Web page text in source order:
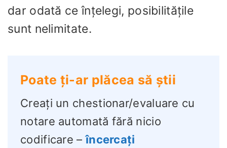
dar odată ce înțelegi, posibilitățile
sunt nelimitate.
Poate ți-ar plăcea să știi
Creați un chestionar/evaluare cu
notare automată fără nicio
codificare –încercați